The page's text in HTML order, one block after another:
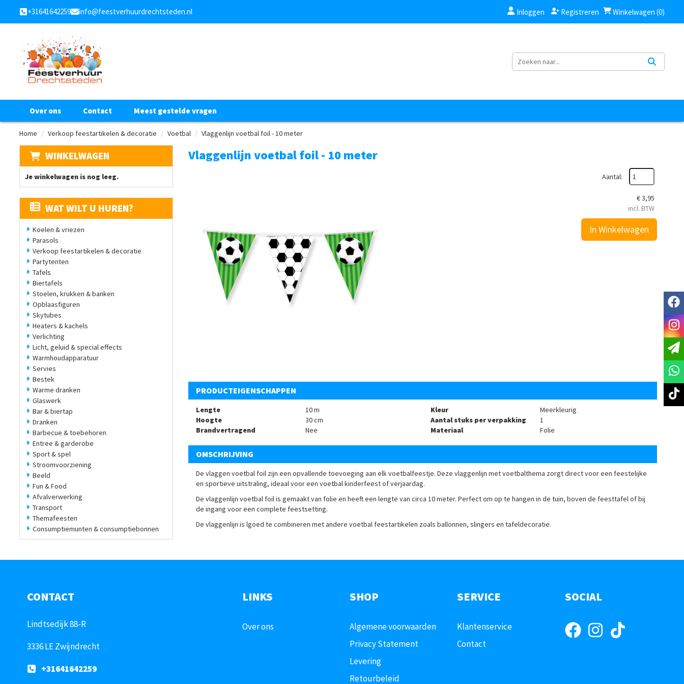
+31641642259 info@feestverhuurdrechtsteden.nl Inloggen Registreren Winkelwagen (0)
Over ons Contact Meest gestelde vragen
Home Verkoop feestartikelen & decoratie Voetbal Vlaggenlijn voetbal foil - 10 meter
WINKELWAGEN
Je winkelwagen is nog leeg.
WAT WILT U HUREN?
Koelen & vriezen
Parasols
Verkoop feestartikelen & decoratie
Partytenten
Tafels
Biertafels
Stoelen, krukken & banken
Opblaasfiguren
Skytubes
Heaters & kachels
Verlichting
Licht, geluid & special effects
Warmhoudapparatuur
Servies
Bestek
Warme dranken
Glaswerk
Bar & biertap
Dranken
Barbecue & toebehoren
Entree & garderobe
Sport & spel
Stroomvoorziening
Beeld
Fun & Food
Afvalverwerking
Transport
Themafeesten
Consumptiemunten & consumptiebonnen
Vlaggenlijn voetbal foil - 10 meter
Aantal:
€3,95
incl. BTW
In Winkelwagen
PRODUCTEIGENSCHAPPEN
Lengte
10 m
Hoogte
30 cm
Brandvertragend
Nee
Kleur
Meerkleurig
Aantal stuks per verpakking
1
Materiaal
Folie
OMSCHRIJVING
De vlaggen voetbal foil zijn een opvallende toevoeging aan elk voetbalfeestje. Deze vlaggenlijn met voetbalthema zorgt direct voor een feestelijke
en sportieve uitstraling, ideaal voor een voetbal kinderfeest of verjaardag.
De vlaggenlijn voetbal foilis gemaakt van folie en heeft een lengte van circa 10 meter. Perfect om op te hangen in de tuin, boven de feesttafel of bij
de ingang voor een complete feestsetting.
De vlaggenlijn is lgoed te combineren met andere voetbal feestartikelen zoals ballonnen, slingers en tafeldecoratie.
CONTACT
Lindtsedijk 88-R
3336 LE Zwijndrecht
+31641642259
LINKS
Over ons
SHOP
Algemene voorwaarden
Privacy Statement
Levering
Retourbeleid
SERVICE
Klantenservice
Contact
SOCIAL